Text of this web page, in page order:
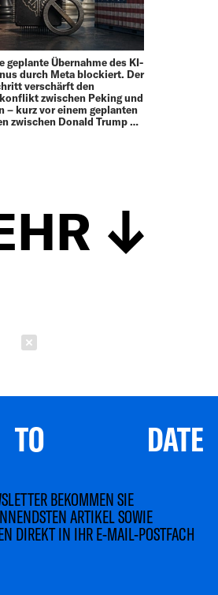
geplante Übernahme des KI-
durch Meta blockiert. Der
verschärft den
zwischen Peking und
– kurz vor einem geplanten
zwischen Donald Trump …
DATE
BEKOMMEN SIE
ARTIKEL SOWIE
DIREKT IN IHR E-MAIL-POSTFACH